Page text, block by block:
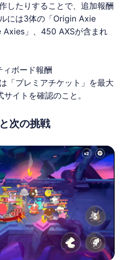
したりすることで、追加報酬
には3体の「Origin Axie
」、450 AXSが含まれ
ィボード報酬
「プレミアチケット」を最大
イトを確認のこと。
次の挑戦